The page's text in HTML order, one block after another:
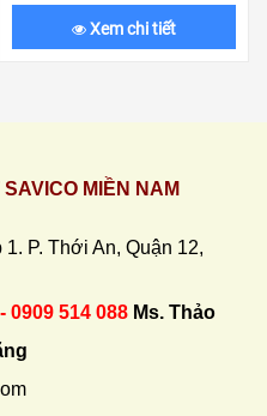
Xem chi tiết
MIỀN NAM
P. Thới An, Quận 12,
0909 514 088 Ms. Thảo